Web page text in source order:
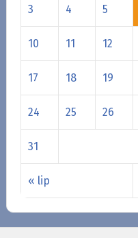
« lip
3 4 5
10 11 12
17 18 19
24 25 26
31